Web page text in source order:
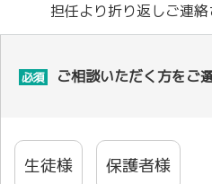
担任より折り返しご連絡
必須 ご相談いただく方をご
生徒様 保護者様